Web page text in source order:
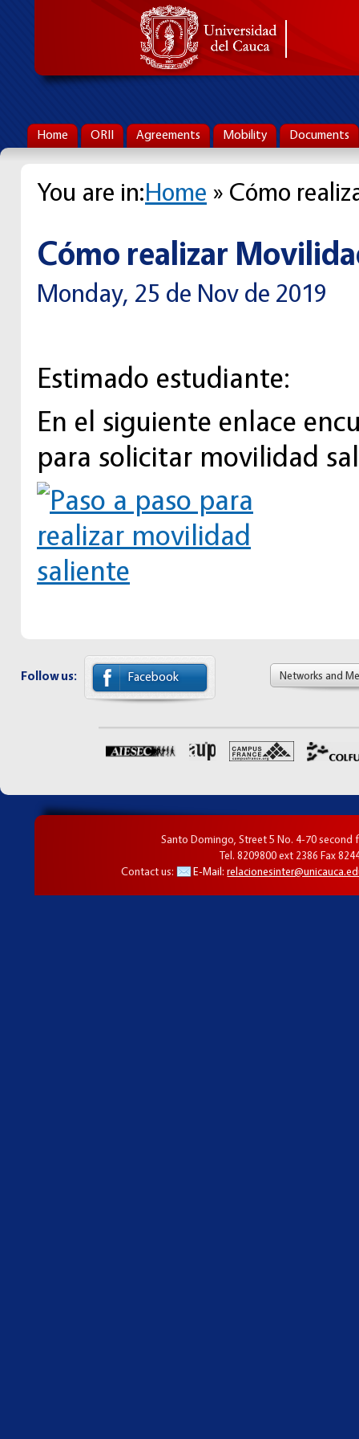
Home ORII Agreements Mobility Documents
You are in:Home » Cómo
Cómo realizar
Monday, 25 de Nov de 2019
Estimado estudiante:
En el siguiente enlace
para solicitar movilidad
Follow us: Facebook Networks and
Santo Domingo, Street 5 No. 4-70 second
Tel. 8209800 ext 2386 Fax
Contact us:
E-Mail: